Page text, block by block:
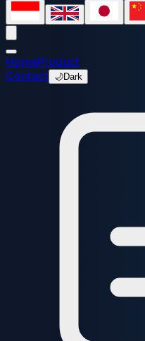
HomeProduct
Contact
🌙Dark